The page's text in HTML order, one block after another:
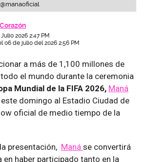
2026 2:47 PM
06 de julio del 2026 2:56 PM
a más de 1,100 millones de
el mundo durante la ceremonia
Mundial de la FIFA 2026, Maná
domingo al Estadio Ciudad de
oficial de medio tiempo de la
presentación, Maná se convertirá
en haber participado tanto en la